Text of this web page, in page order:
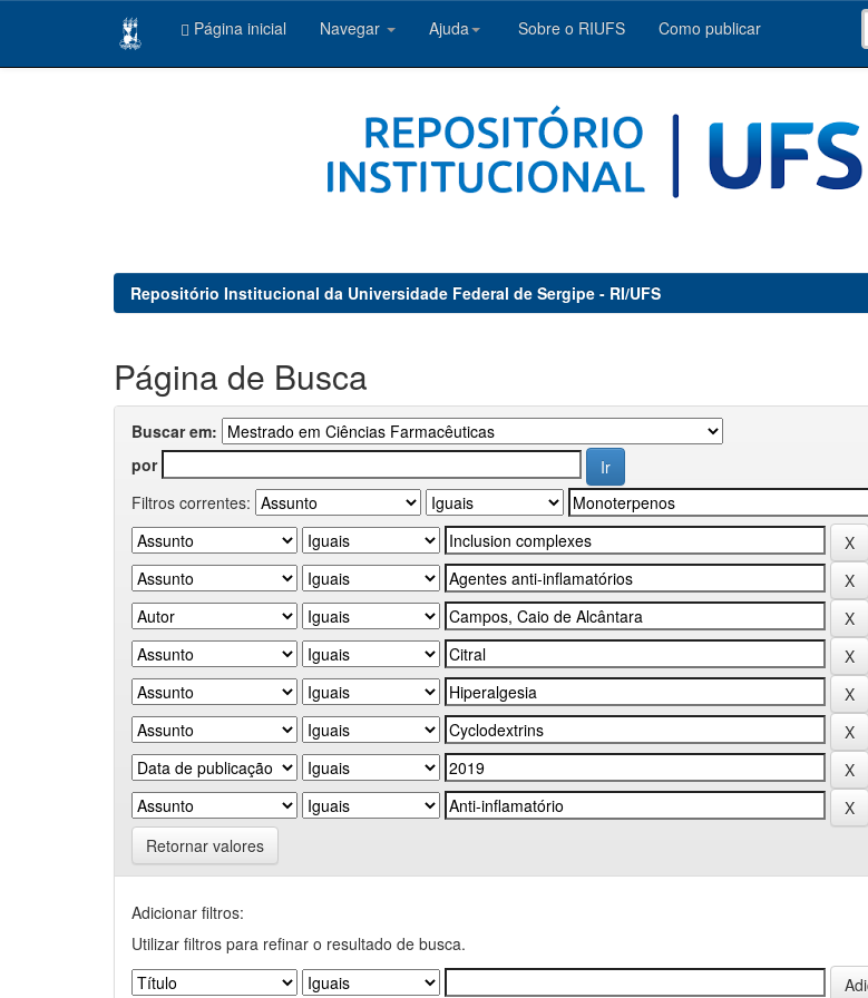
Página inicial Navegar Ajuda Sobre o RIUFS Como publicar
Repositório Institucional da Universidade Federal de Sergipe - RI/UFS
Página de Busca
Buscar em:
por
Filtros correntes:
Retornar valores
Adicionar filtros:
Utilizar filtros para refinar o resultado de busca.